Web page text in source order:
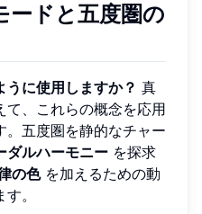
ードと五度圏の
に使用しますか？ 真
て、これらの概念を応用
。五度圏を静的なチャー
ダルハーモニー を探求
の色を加えるための動
。